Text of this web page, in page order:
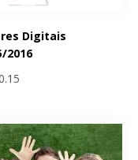
Digitais
2016